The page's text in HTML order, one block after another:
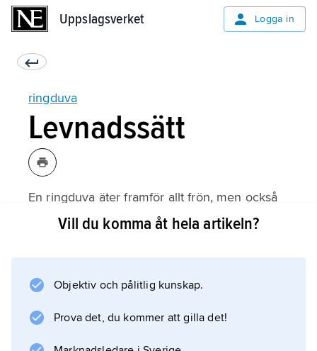
Uppslagsverket Logga in
ringduva
Levnadssätt
En ringduva äter framför allt frön, men också
knoppar och bär. Den kan bli cirka 15 år
Information om artikeln
Vill du komma åt hela artikeln?
Objektiv och pålitlig kunskap.
Prova det, du kommer att gilla det!